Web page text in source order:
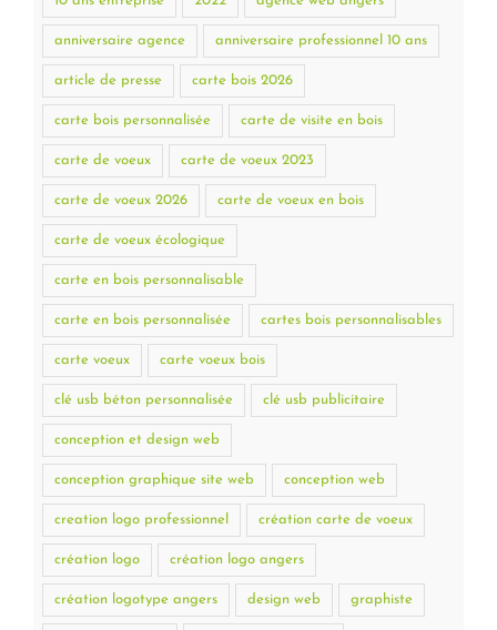
anniversaire agence anniversaire professionnel 10 ans
article de presse carte bois 2026
carte bois personnalisée carte de visite en bois
carte de voeux carte de voeux 2023
carte de voeux 2026 carte de voeux en bois
carte de voeux écologique
carte en bois personnalisable
carte en bois personnalisée cartes bois personnalisables
carte voeux carte voeux bois
clé usb béton personnalisée clé usb publicitaire
conception et design web
conception graphique site web conception web
creation logo professionnel création carte de voeux
création logo création logo angers
création logotype angers design web graphiste